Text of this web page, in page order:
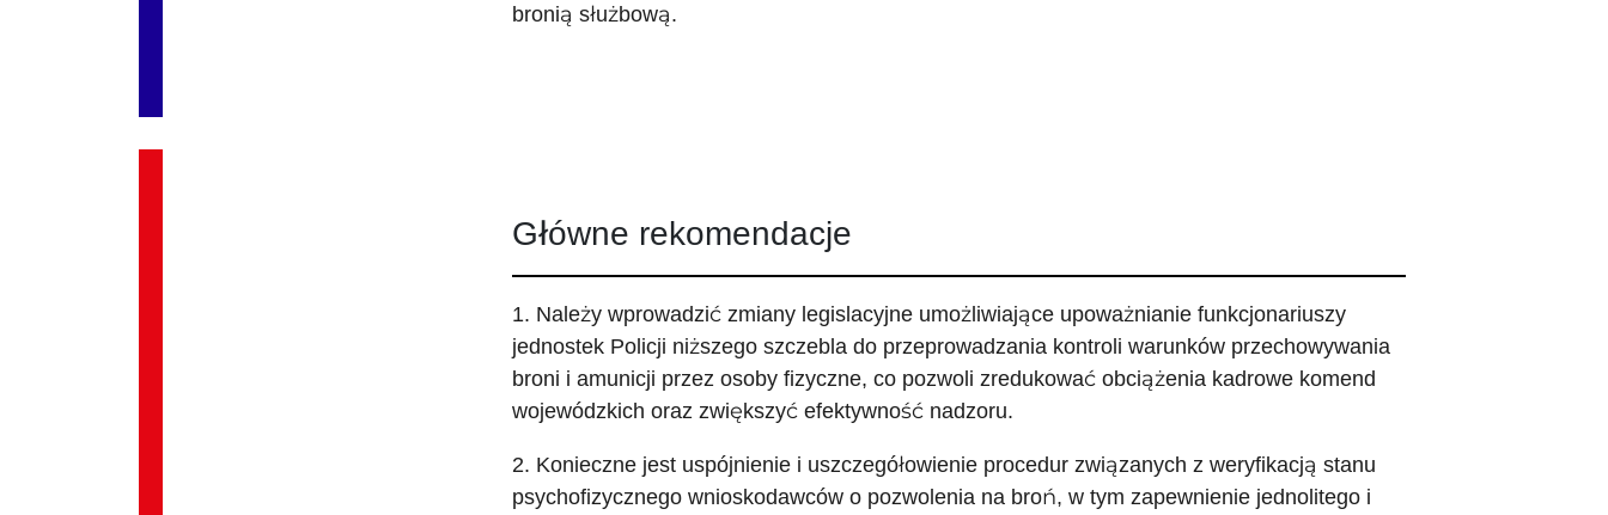
bronią służbową.
Główne rekomendacje
1. Należy wprowadzić zmiany legislacyjne umożliwiające upoważnianie funkcjonariuszy
jednostek Policji niższego szczebla do przeprowadzania kontroli warunków przechowywania
broni i amunicji przez osoby fizyczne, co pozwoli zredukować obciążenia kadrowe komend
wojewódzkich oraz zwiększyć efektywność nadzoru.
2. Konieczne jest uspójnienie i uszczegółowienie procedur związanych z weryfikacją stanu
psychofizycznego wnioskodawców o pozwolenia na broń, w tym zapewnienie jednolitego i